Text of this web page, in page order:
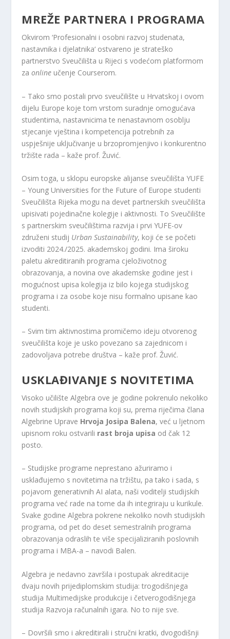
MREŽE PARTNERA I PROGRAMA
Okvirom ‘Profesionalni i osobni razvoj studenata,
nastavnika i djelatnika‘ ostvareno je strateško
partnerstvo Sveučilišta u Rijeci s vodećom platformom
zaonline učenje Courserom.
– Tako smo postali prvo sveučilište u Hrvatskoj i ovom
dijelu Europe koje tom vrstom suradnje omogućava
studentima, nastavnicima te nenastavnom osoblju
stjecanje vještina i kompetencija potrebnih za
uspješnije uključivanje u brzopromjenjivo i konkurentno
tržište rada – kaže prof. Žuvić.
Osim toga, u sklopu europske alijanse sveučilišta YUFE
–​ Young Universities for the Future of Europe studenti
Sveučilišta Rijeka mogu na devet partnerskih sveučilišta
upisivati pojedinačne kolegije i aktivnosti. To Sveučilište
s partnerskim sveučilištima razvija i prvi YUFE-ov
združeni studij Urban Sustainability, koji će se početi
izvoditi 2024./2025. akademskoj godini. Ima široku
paletu akreditiranih programa cjeloživotnog
obrazovanja, a novina ove akademske godine jest i
mogućnost upisa kolegija iz bilo kojega studijskog
programa i za osobe koje nisu formalno upisane kao
studenti.
– Svim tim aktivnostima promičemo ideju otvorenog
sveučilišta koje je usko povezano sa zajednicom i
zadovoljava potrebe društva – kaže prof. Žuvić.
USKLAĐIVANJE S NOVITETIMA
Visoko učilište Algebra ove je godine pokrenulo nekoliko
novih studijskih programa koji su, prema riječima člana
Algebrine Uprave Hrvoja Josipa Balena, već u ljetnom
upisnom roku ostvarili rast broja upisa od čak 12
posto.
– Studijske programe neprestano ažuriramo i
usklađujemo s novitetima na tržištu, pa tako i sada, s
pojavom generativnih AI alata, naši voditelji studijskih
programa već rade na tome da ih integriraju u kurikule.
Svake godine Algebra pokrene nekoliko novih studijskih
programa, od pet do deset semestralnih programa
obrazovanja odraslih te više specijaliziranih poslovnih
programa i MBA-a – navodi Balen.
Algebra je nedavno završila i postupak akreditacije
dvaju novih prijediplomskim studija: trogodišnjega
studija Multimedijske produkcije i četverogodišnjega
studija Razvoja računalnih igara. No to nije sve.
– Dovršili smo i akreditirali i stručni kratki, dvogodišnji